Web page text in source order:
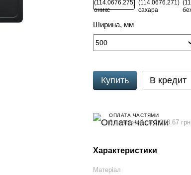
Ширина, мм
Купить В кредит
ОПЛАТА ЧАСТЯМИ
6 платежей по 2 218.67 грн
Характеристики
Матеріал